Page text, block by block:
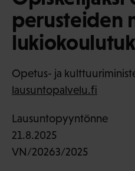
perusteiden
Opetus- ja
lausuntopalvelu.fi
Lausuntopyyntönne
21.8.2025
VN/20263/2025